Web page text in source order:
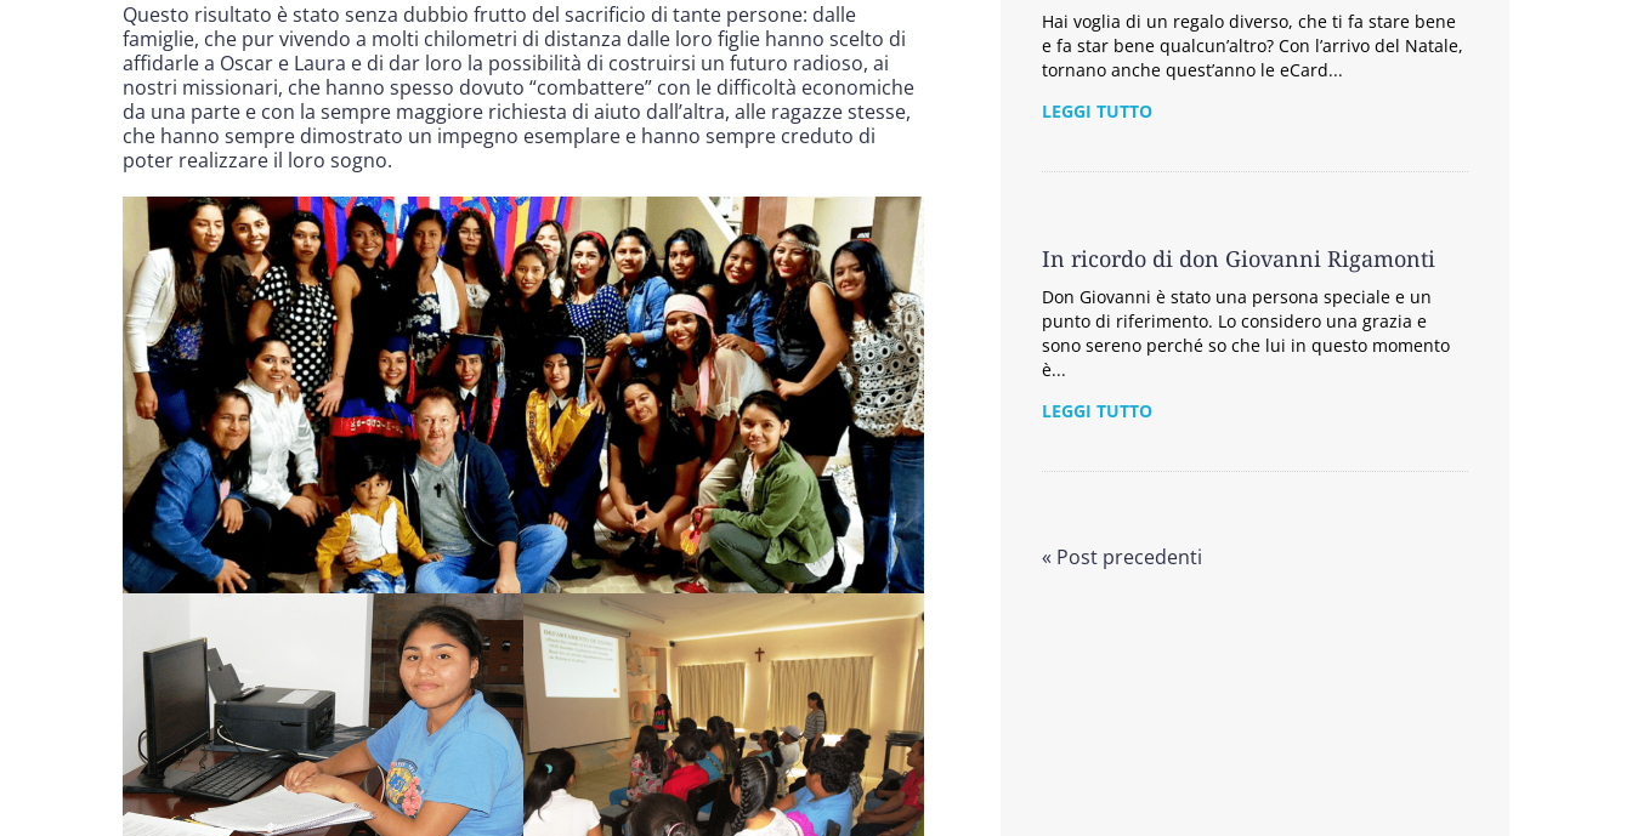
Questo risultato è stato senza dubbio frutto del sacrificio di tante persone: dalle
famiglie, che pur vivendo a molti chilometri di distanza dalle loro figlie hanno scelto di
affidarle a Oscar e Laura e di dar loro la possibilità di costruirsi un futuro radioso, ai
nostri missionari, che hanno spesso dovuto “combattere” con le difficoltà economiche
da una parte e con la sempre maggiore richiesta di aiuto dall’altra, alle ragazze stesse,
che hanno sempre dimostrato un impegno esemplare e hanno sempre creduto di
poter realizzare il loro sogno.
Hai voglia di un regalo diverso, che ti fa stare bene
e fa star bene qualcun’altro? Con l’arrivo del Natale,
tornano anche quest’anno le eCard...
LEGGI TUTTO
In ricordo di don Giovanni Rigamonti
Don Giovanni è stato una persona speciale e un
punto di riferimento. Lo considero una grazia e
sono sereno perché so che lui in questo momento
è...
LEGGI TUTTO
« Post precedenti